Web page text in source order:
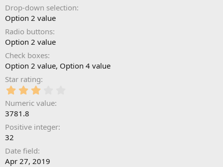
Drop-down selection
Option 2 value
Radio buttons
Option 2 value
Check boxes
Option 2 value Option 4 value
Star rating
Numeric value
3781.8
Positive integer
32
Date field
Apr 27, 2019